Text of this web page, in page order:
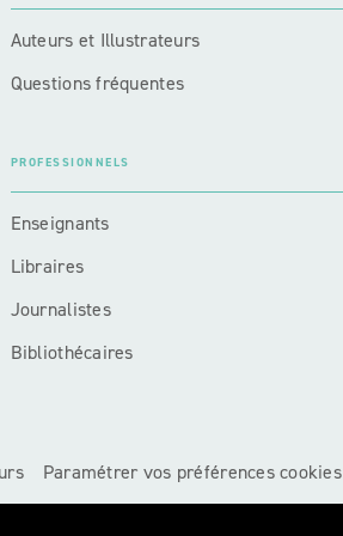
Auteurs et Illustrateurs
Questions fréquentes
PROFESSIONNELS
Enseignants
Libraires
Journalistes
Bibliothécaires
Paramétrer vos préférences cookies